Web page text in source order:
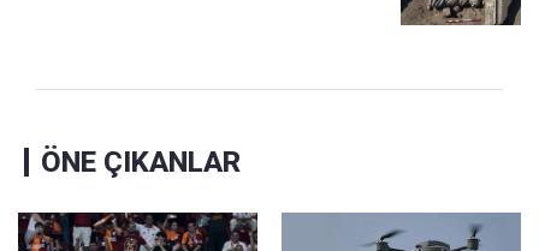
ÖNE ÇIKANLAR